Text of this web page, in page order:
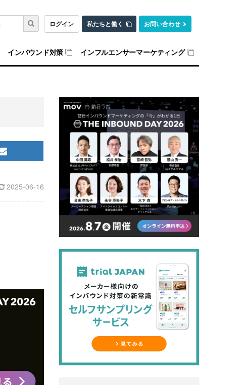
ログイン 私たちと働く お問い合わせ
インバウンド対策 インフルエンサーマーケティング
メ
マ
ガ
2025-06-16